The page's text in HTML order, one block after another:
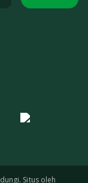
Situs oleh